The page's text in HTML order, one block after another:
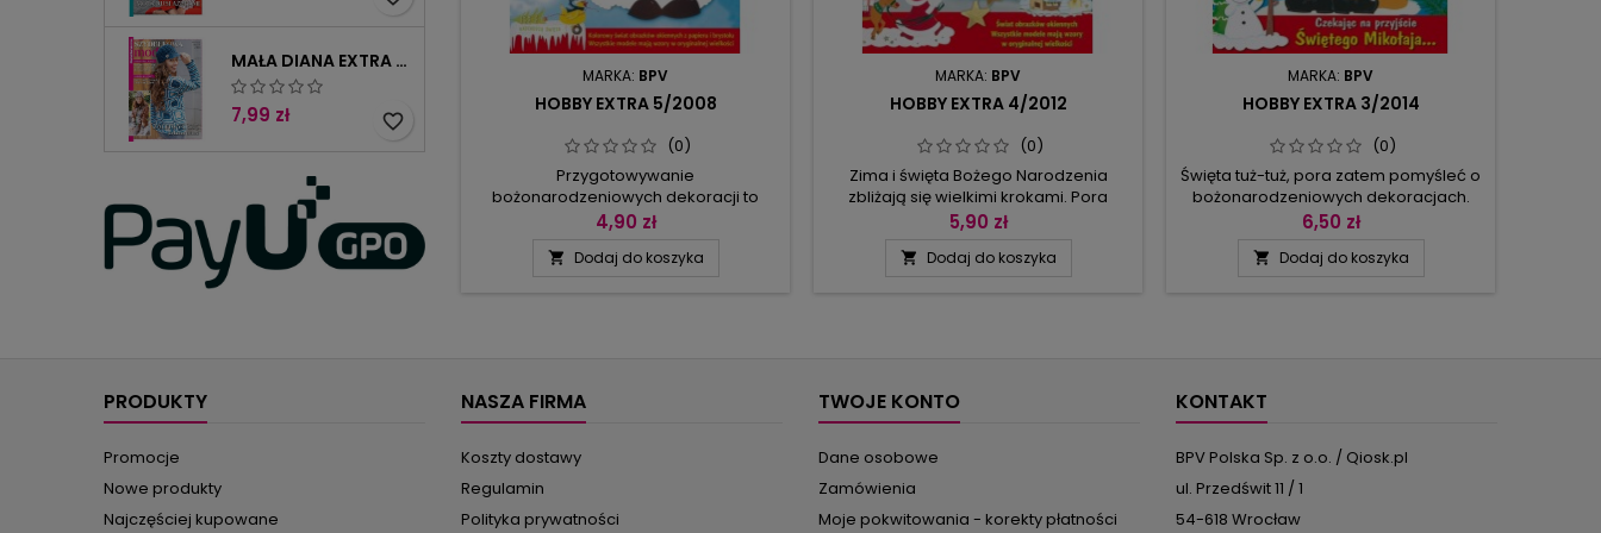
MAŁA DIANA EXTRA 4/2023
7,99 zł favorite_border
MARKA: BPV
HOBBY EXTRA 5/2008
(0)
Przygotowywanie
bożonarodzeniowych dekoracji to
prawdziwa frajda! Oto bogaty zbiór
tematyce – wystarczy skopiować na
mikołajka z worem upominków,
żonglującego...
4,90 zł
 Dodaj do koszyka
MARKA: BPV
HOBBY EXTRA 4/2012
(0)
Zima i święta Bożego Narodzenia
zbliżają się wielkimi krokami. Pora
zatem pomyśleć o odpowiednich
w numerze propozycji i udekorujcie
mikołajków. Nie zabraknie...
5,90 zł
 Dodaj do koszyka
MARKA: BPV
HOBBY EXTRA 3/2014
(0)
Święta tuż-tuż, pora zatem pomyśleć o
bożonarodzeniowych dekoracjach.
Najbardziej cenimy te dekoracje, które
zeszycie aż 36 propozycji ozdób do
6,50 zł
 Dodaj do koszyka
PRODUKTY
Promocje
Nowe produkty
Najczęściej kupowane
NASZA FIRMA
Koszty dostawy
Regulamin
Polityka prywatności
TWOJE KONTO
Dane osobowe
Zamówienia
Moje pokwitowania - korekty płatności
KONTAKT
BPV Polska Sp. z o.o. / Qiosk.pl
ul. Przedświt 11 / 1
54-618 Wrocław